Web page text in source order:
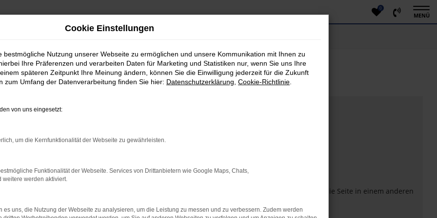
0
MENÜ
günstig kaufen
Network Error
paar Tipps, die dir helfen können:
Webseiten, zum Beispiel deine Suchmaschine?
Browsererweiterungen.
Erweiterungen, wie Werbeblocker, können das Laden bestimmter Seiten verhindern. Funktioniert die Seite in einem anderen
oder in einem privaten Fenster?
Gerät neu.
Cookie Einstellungen
bestmögliche Nutzung unserer Webseite zu ermöglichen und unsere Kommunikation mit Ihnen zu
Ihre Präferenzen und verarbeiten Daten für Marketing und Statistiken nur, wenn Sie uns Ihre
späteren Zeitpunkt Ihre Meinung ändern, können Sie die Einwilligung jederzeit für die Zukunft
zum Umfang der Datenverarbeitung finden Sie hier: Datenschutzerklärung Cookie-Richtlinie
von uns eingesetzt:
um die Kernfunktionalität der Webseite zu gewährleisten.
Funktionalität der Webseite. Services von Drittanbietern wie Google Maps, Chats,
weitere werden aktiviert.
es uns, die Nutzung der Webseite zu analysieren, um die Leistung zu messen und zu verbessern. Zudem werden